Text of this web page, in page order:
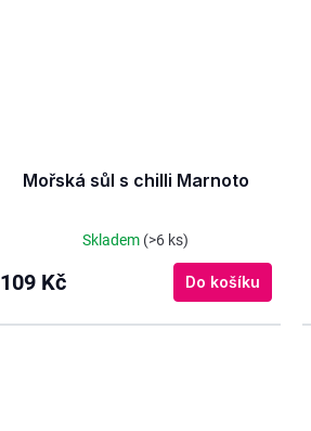
Mořská sůl s chilli Marnoto
Skladem (>6 ks)
109 Kč Do košíku